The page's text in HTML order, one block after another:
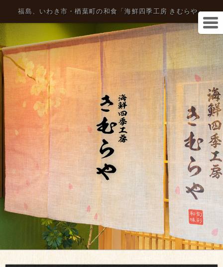
福島、いわき市・楢葉町の和食「海鮮四季工房 きむらや」
ホ
ー
初
め
て
の
方
へ